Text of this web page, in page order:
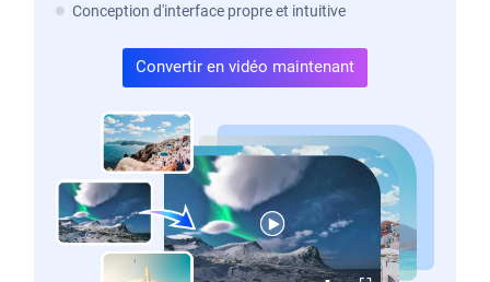
Conception d'interface propre et intuitive
Convertir en vidéo maintenant